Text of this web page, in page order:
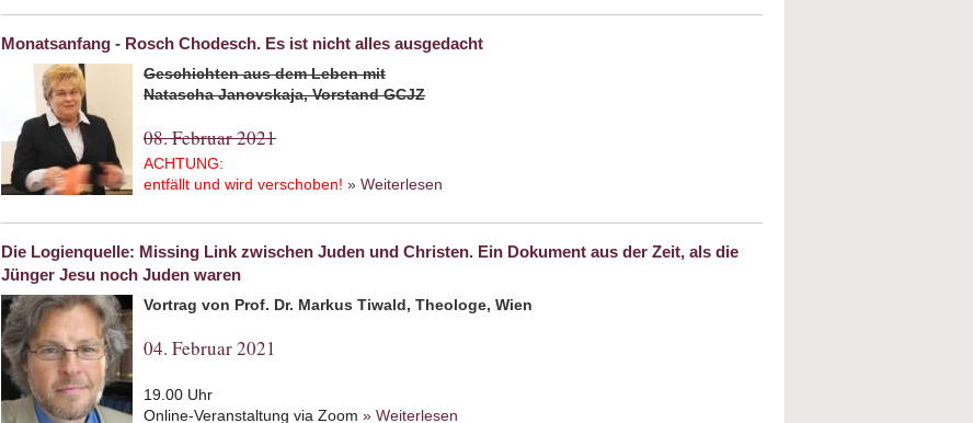
Monatsanfang - Rosch Chodesch. Es ist nicht alles ausgedacht
Geschichten aus dem Leben mit
Natascha Janovskaja, Vorstand GCJZ
08. Februar 2021
ACHTUNG:
entfällt und wird verschoben! » Weiterlesen
Die Logienquelle: Missing Link zwischen Juden und Christen. Ein Dokument aus der Zeit, als die
Jünger Jesu noch Juden waren
Vortrag von Prof. Dr. Markus Tiwald, Theologe, Wien
04. Februar 2021
19.00 Uhr
Online-Veranstaltung via Zoom » Weiterlesen